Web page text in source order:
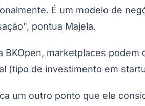
É um modelo de
pontua Majela.
BKOpen, marketplaces
(tipo de investimento em
um outro ponto que ele